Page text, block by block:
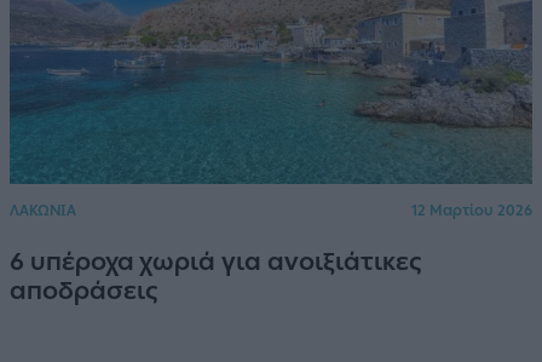
ΛΑΚΩΝΙΑ 12 Μαρτίου 2026
6 υπέροχα χωριά για ανοιξιάτικες
αποδράσεις